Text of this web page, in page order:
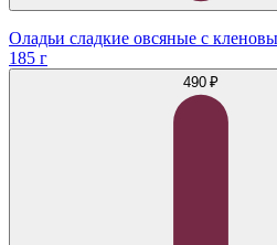
Оладьи сладкие овсяные с
185 г
490 ₽